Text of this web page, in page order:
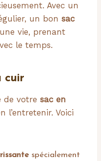
Avec un
un bon sac
vie, prenant
le temps.
cuir
de votre sac en
l’entretenir. Voici
spécialement